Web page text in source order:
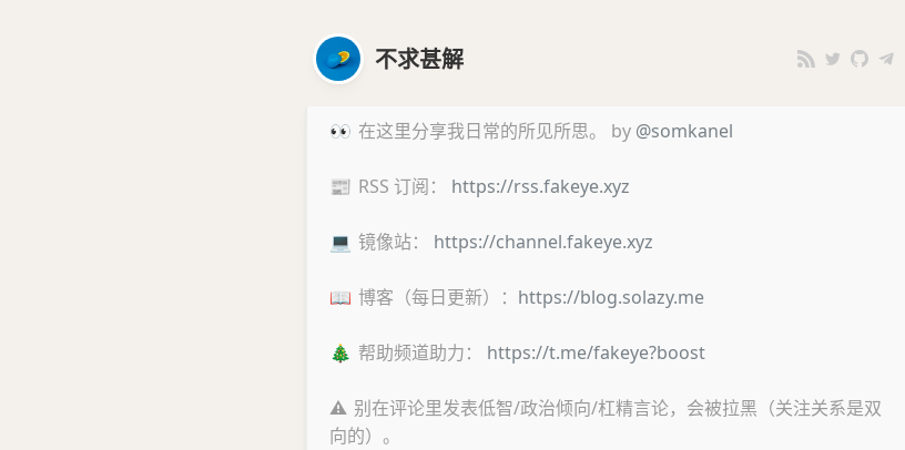
不求甚解
👀 在这里分享我日常的所见所思。 by @somkanel
📰 RSS 订阅： https://rss.fakeye.xyz
💻 镜像站： https://channel.fakeye.xyz
📖 博客（每日更新）： https://blog.solazy.me
🎄 帮助频道助力： https://t.me/fakeye?boost
⚠️ 别在评论里发表低智/政治倾向/杠精言论，会被拉黑（关注关系是双
向的）。